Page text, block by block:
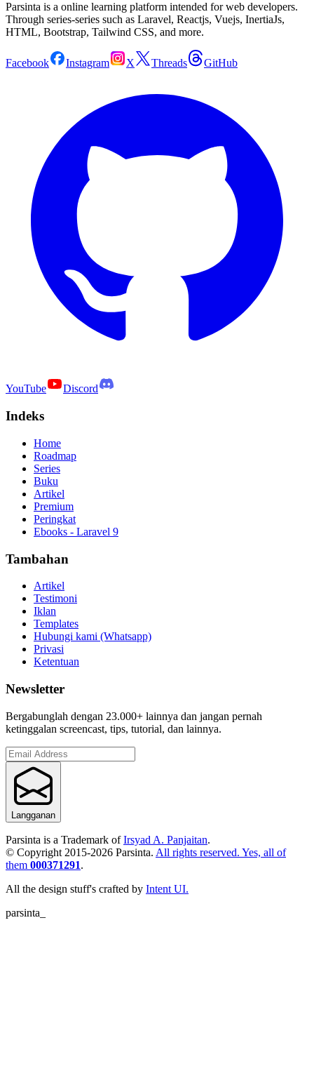
Parsinta is a online learning platform intended for web developers.
Through series-series such as Laravel, Reactjs, Vuejs, InertiaJs,
HTML, Bootstrap, Tailwind CSS, and more.
Facebook Instagram X Threads GitHub
YouTube Discord
Indeks
Home
Roadmap
Series
Buku
Artikel
Premium
Peringkat
Ebooks - Laravel 9
Tambahan
Artikel
Testimoni
Iklan
Templates
Hubungi kami (Whatsapp)
Privasi
Ketentuan
Newsletter
Bergabunglah dengan 23.000+ lainnya dan jangan pernah
ketinggalan screencast, tips, tutorial, dan lainnya.
Langganan
Parsinta is a Trademark of Irsyad A. Panjaitan.
© Copyright 2015-2026 Parsinta. All rights reserved. Yes, all of
them 000371291.
All the design stuff's crafted by Intent UI.
parsinta_